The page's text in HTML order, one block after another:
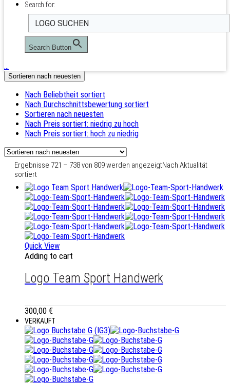
Search for:
Search Button
…
Sortieren nach neuesten
Nach Beliebtheit sortiert
Nach Durchschnittsbewertung sortiert
Sortieren nach neuesten
Nach Preis sortiert: niedrig zu hoch
Nach Preis sortiert: hoch zu niedrig
Ergebnisse 721 – 738 von 809 werden angezeigtNach Aktualität
sortiert
Quick View
Adding to cart
Logo Team Sport Handwerk
300,00 €
VERKAUFT